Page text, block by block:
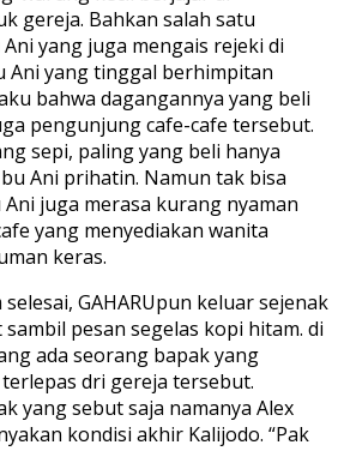
gereja. Bahkan salah satu
yang juga mengais rejeki di
Ani yang tinggal berhimpitan
bahwa dagangannya yang beli
pengunjung cafe-cafe tersebut.
sepi, paling yang beli hanya
Ani prihatin. Namun tak bisa
juga merasa kurang nyaman
yang menyediakan wanita
keras.
GAHARUpun keluar sejenak
pesan segelas kopi hitam. di
ada seorang bapak yang
dri gereja tersebut.
yang sebut saja namanya Alex
kondisi akhir Kalijodo. “Pak